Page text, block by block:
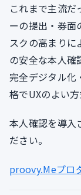
これまで主流
ーの提出・券面
スクの高まりに
の安全な本人確
完全デジタル化
格でUXのよい方
本人確認を導入
ださい。
proovy.Meプロ